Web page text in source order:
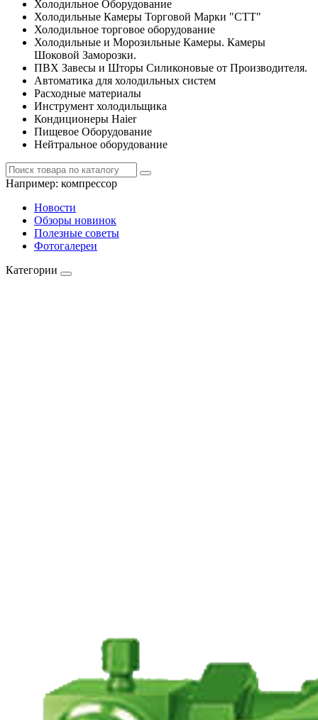
Холодильное Оборудование
Холодильные Камеры Торговой Марки "СТТ"
Холодильное торговое оборудование
Холодильные и Морозильные Камеры. Камеры
Шоковой Заморозки.
ПВХ Завесы и Шторы Силиконовые от Производителя.
Автоматика для холодильных систем
Расходные материалы
Инструмент холодильщика
Кондиционеры Haier
Пищевое Оборудование
Нейтральное оборудование
Например: компрессор
Новости
Обзоры новинок
Полезные советы
Фотогалереи
Категории